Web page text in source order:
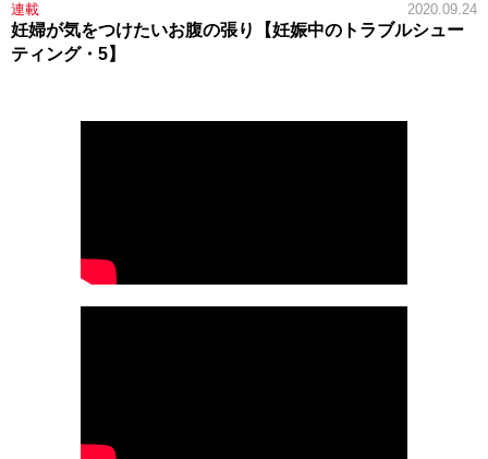
連載 2020.09.24
妊婦が気をつけたいお腹の張り【妊娠中のトラブルシュー
ティング・5】